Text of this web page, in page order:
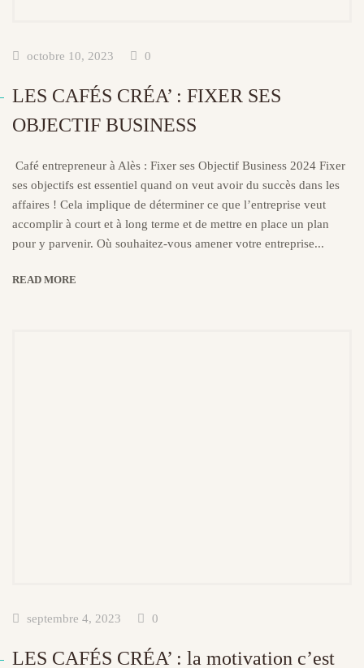
octobre 10, 2023 0
LES CAFÉS CRÉA’ : FIXER SES
OBJECTIF BUSINESS
Café entrepreneur à Alès : Fixer ses Objectif Business 2024 Fixer
ses objectifs est essentiel quand on veut avoir du succès dans les
affaires ! Cela implique de déterminer ce que l’entreprise veut
accomplir à court et à long terme et de mettre en place un plan
pour y parvenir. Où souhaitez-vous amener votre entreprise...
READ MORE
septembre 4, 2023 0
LES CAFÉS CRÉA’ : la motivation c’est